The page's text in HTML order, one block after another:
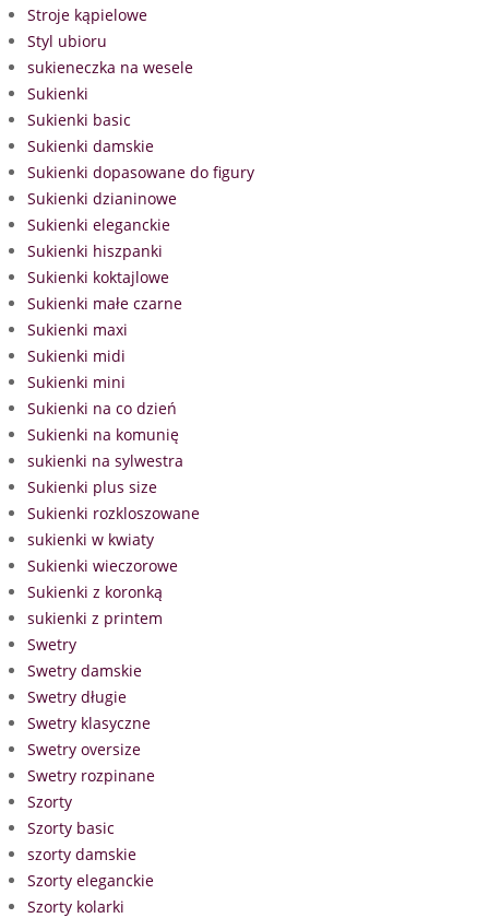
Stroje kąpielowe
Styl ubioru
sukieneczka na wesele
Sukienki
Sukienki basic
Sukienki damskie
Sukienki dopasowane do figury
Sukienki dzianinowe
Sukienki eleganckie
Sukienki hiszpanki
Sukienki koktajlowe
Sukienki małe czarne
Sukienki maxi
Sukienki midi
Sukienki mini
Sukienki na co dzień
Sukienki na komunię
sukienki na sylwestra
Sukienki plus size
Sukienki rozkloszowane
sukienki w kwiaty
Sukienki wieczorowe
Sukienki z koronką
sukienki z printem
Swetry
Swetry damskie
Swetry długie
Swetry klasyczne
Swetry oversize
Swetry rozpinane
Szorty
Szorty basic
szorty damskie
Szorty eleganckie
Szorty kolarki